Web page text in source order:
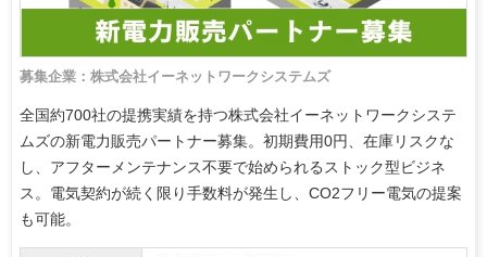
募集企業：株式会社イーネットワークシステムズ
全国約700社の提携実績を持つ株式会社イーネットワークシステ
ムズの新電力販売パートナー募集。初期費用0円、在庫リスクな
し、アフターメンテナンス不要で始められるストック型ビジネ
ス。電気契約が続く限り手数料が発生し、CO2フリー電気の提案
も可能。